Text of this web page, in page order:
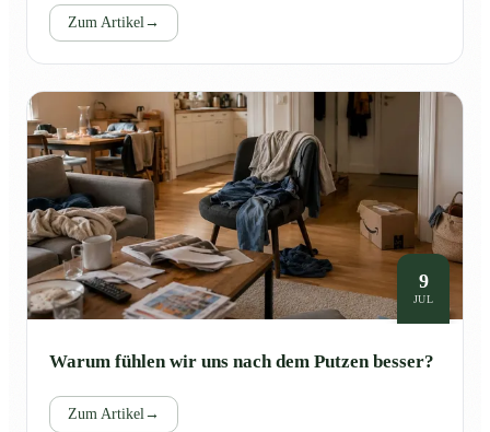
Zum Artikel →
9
JUL
Warum fühlen wir uns nach dem Putzen besser?
Zum Artikel →